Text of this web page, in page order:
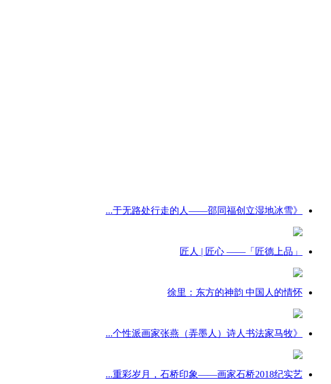
《于无路处行走的人——邵同福创立湿地冰雪...
「匠德上品」—— 匠人 | 匠心
徐里：东方的神韵 中国人的情怀
《个性派画家张燕（弄墨人）诗人书法家马牧...
重彩岁月，石桥印象——画家石桥2018纪实艺...